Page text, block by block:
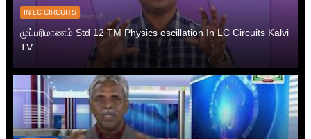
IN LC CIRCUITS
முப்பரிமாணம் Std 12 TM Physics oscillation In LC Circuits Kalvi
TV